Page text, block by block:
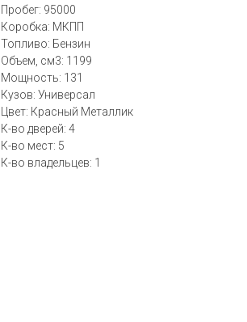
Пробег: 95000
Коробка: МКПП
Топливо: Бензин
Объем, см3: 1199
Мощность: 131
Кузов: Универсал
Цвет: Красный Металлик
К-во дверей: 4
К-во мест: 5
К-во владельцев: 1